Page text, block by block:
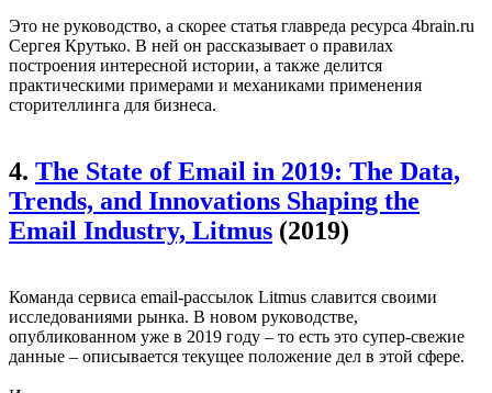
Это не руководство, а скорее статья главреда ресурса 4brain.ru
Сергея Крутько. В ней он рассказывает о правилах
построения интересной истории, а также делится
практическими примерами и механиками применения
сторителлинга для бизнеса.
4. The State of Email in 2019: The Data,
Trends, and Innovations Shaping the
Email Industry, Litmus (2019)
Команда сервиса email-рассылок Litmus славится своими
исследованиями рынка. В новом руководстве,
опубликованном уже в 2019 году – то есть это супер-свежие
данные – описывается текущее положение дел в этой сфере.